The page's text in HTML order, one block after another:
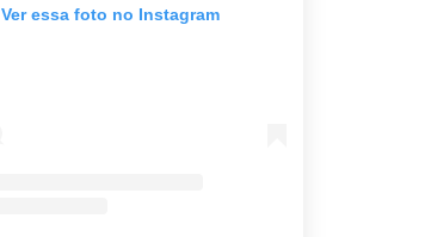
Ver essa foto no Instagram